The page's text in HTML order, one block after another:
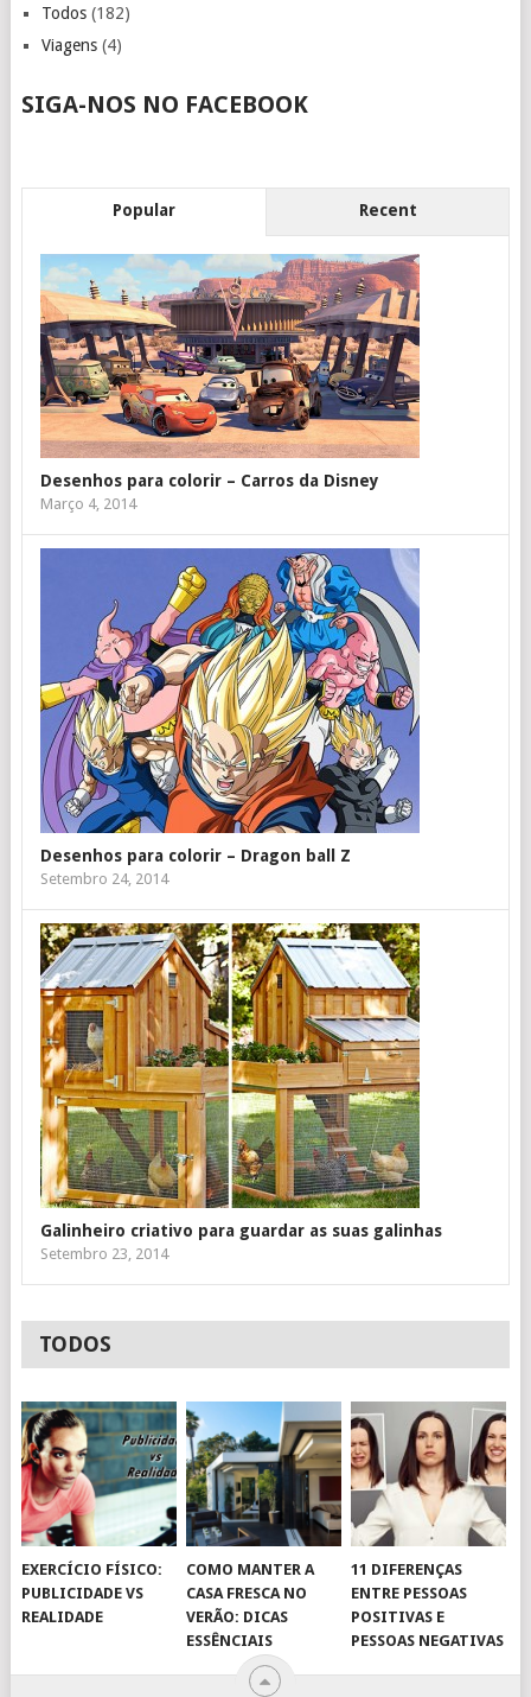
Todos(182)
Viagens(4)
SIGA-NOS NO FACEBOOK
Popular Recent
Desenhos para colorir – Carros da Disney
Março 4, 2014
Desenhos para colorir – Dragon ball Z
Setembro 24, 2014
Galinheiro criativo para guardar as suas galinhas
Setembro 23, 2014
TODOS
EXERCÍCIO FÍSICO:
PUBLICIDADE VS
REALIDADE
COMO MANTER A
CASA FRESCA NO
VERÃO: DICAS
ESSÊNCIAIS
11 DIFERENÇAS
ENTRE PESSOAS
POSITIVAS E
PESSOAS NEGATIVAS